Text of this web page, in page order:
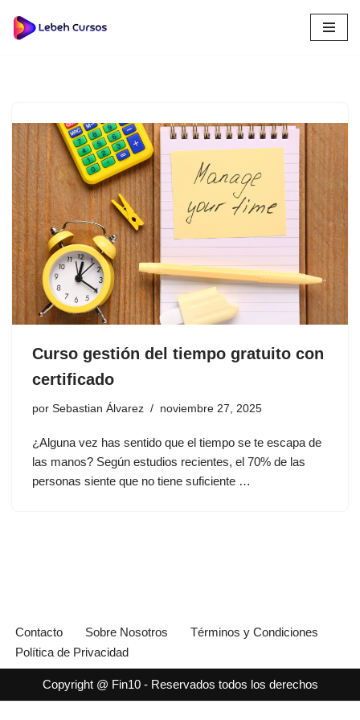
Saltar
Curso gestión del tiempo gratuito con
certificado
por Sebastian Álvarez noviembre 27, 2025
¿Alguna vez has sentido que el tiempo se te escapa de
las manos? Según estudios recientes, el 70% de las
personas siente que no tiene suficiente …
Contacto Sobre Nosotros
Términos y Condiciones
Política de Privacidad
Copyright @ Fin10 - Reservados todos los derechos